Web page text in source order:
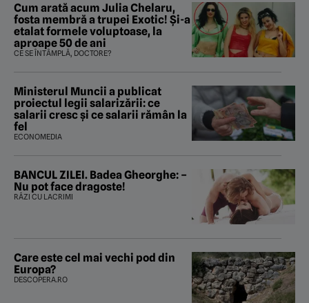
Cum arată acum Julia Chelaru,
fosta membră a trupei Exotic! Și-a
etalat formele voluptoase, la
aproape 50 de ani
CE SE ÎNTÂMPLĂ, DOCTORE?
Ministerul Muncii a publicat
proiectul legii salarizării: ce
salarii cresc și ce salarii rămân la
fel
ECONOMEDIA
BANCUL ZILEI. Badea Gheorghe: –
Nu pot face dragoste!
RÂZI CU LACRIMI
Care este cel mai vechi pod din
Europa?
DESCOPERA.RO